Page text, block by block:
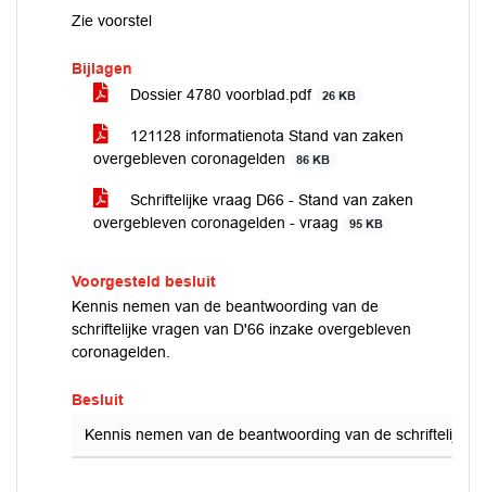
Zie voorstel
Bijlagen
Dossier 4780 voorblad.pdf
26 KB
121128 informatienota Stand van zaken
overgebleven coronagelden
86 KB
Schriftelijke vraag D66 - Stand van zaken
overgebleven coronagelden - vraag
95 KB
Voorgesteld besluit
Kennis nemen van de beantwoording van de
schriftelijke vragen van D'66 inzake overgebleven
coronagelden.
Besluit
Kennis nemen van de beantwoording van de schriftelijke